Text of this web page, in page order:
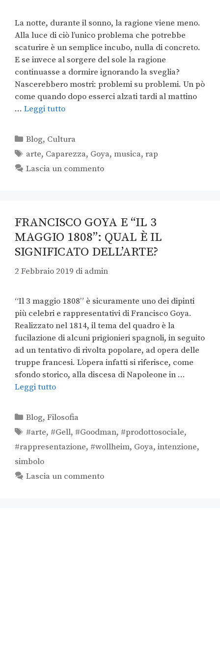
La notte, durante il sonno, la ragione viene meno.
Alla luce di ciò l’unico problema che potrebbe
scaturire è un semplice incubo, nulla di concreto.
E se invece al sorgere del sole la ragione
continuasse a dormire ignorando la sveglia?
Nascerebbero mostri: problemi su problemi. Un pò
come quando dopo esserci alzati tardi al mattino
… Leggi tutto
Blog, Cultura
arte, Caparezza, Goya,musica,rap
Lascia un commento
FRANCISCO GOYA E “IL 3
MAGGIO 1808”: QUAL È IL
SIGNIFICATO DELL’ARTE?
2 Febbraio 2019 di admin
“Il 3 maggio 1808” è sicuramente uno dei dipinti
più celebri e rappresentativi di Francisco Goya.
Realizzato nel 1814, il tema del quadro è la
fucilazione di alcuni prigionieri spagnoli, in seguito
ad un tentativo di rivolta popolare, ad opera delle
truppe francesi. L’opera infatti si riferisce, come
sfondo storico, alla discesa di Napoleone in …
Leggi tutto
Blog,Filosofia
#arte, #Gell, #Goodman, #prodottosociale,
#rappresentazione, #wollheim, Goya, intenzione,
simbolo
Lascia un commento